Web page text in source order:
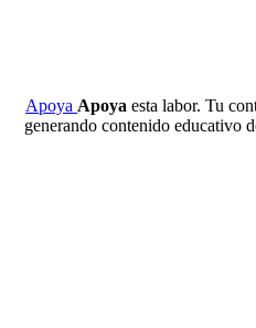
Apoya Apoya esta labor. Tu
generando contenido educativo